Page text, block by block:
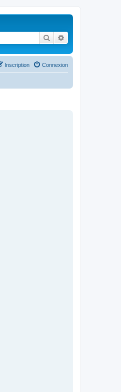
Rechercher
Connexion
Inscription